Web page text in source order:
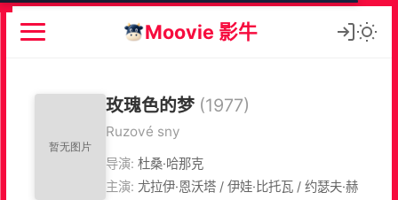
Moovie 影牛
玫瑰色的梦 (1977)
Ruzové sny
导演: 杜桑·哈那克
主演: 尤拉伊·恩沃塔 / 伊娃·比托瓦 / 约瑟夫·赫